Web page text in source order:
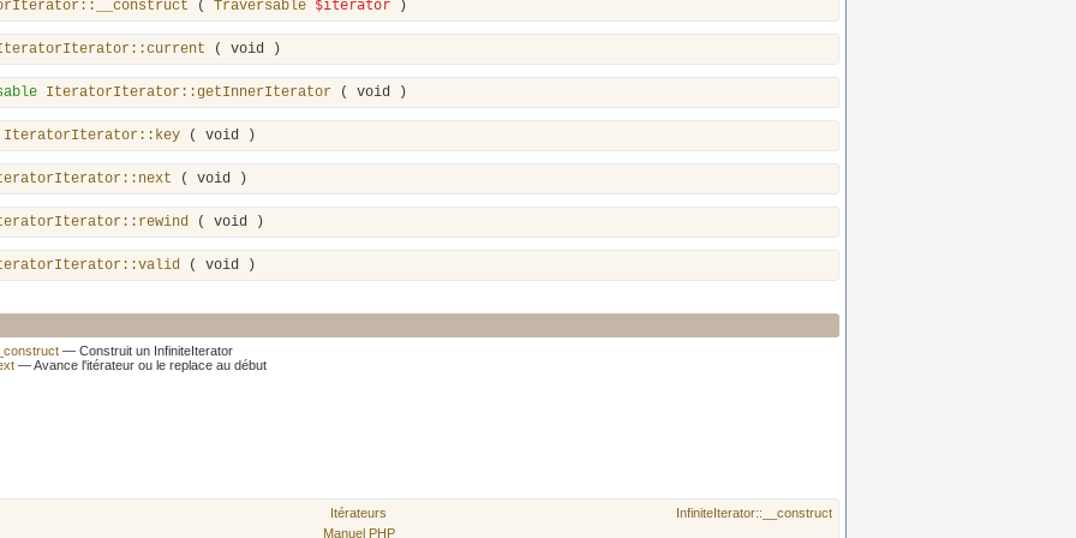
( Traversable $iterator )
( void )
IteratorIterator::getInnerIterator ( void )
IteratorIterator::key ( void )
( void )
( void )
( void )
— Construit un InfiniteIterator
— Avance l'itérateur ou le replace au début
Itérateurs
InfiniteIterator::__construct
Manuel PHP